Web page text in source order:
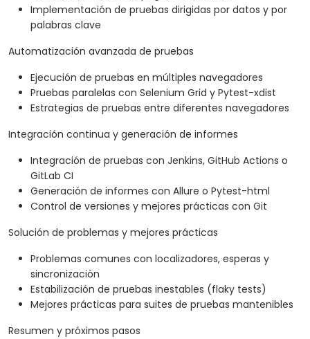
Implementación de pruebas dirigidas por datos y por
palabras clave
Automatización avanzada de pruebas
Ejecución de pruebas en múltiples navegadores
Pruebas paralelas con Selenium Grid y Pytest-xdist
Estrategias de pruebas entre diferentes navegadores
Integración continua y generación de informes
Integración de pruebas con Jenkins, GitHub Actions o
GitLab CI
Generación de informes con Allure o Pytest-html
Control de versiones y mejores prácticas con Git
Solución de problemas y mejores prácticas
Problemas comunes con localizadores, esperas y
sincronización
Estabilización de pruebas inestables (flaky tests)
Mejores prácticas para suites de pruebas mantenibles
Resumen y próximos pasos